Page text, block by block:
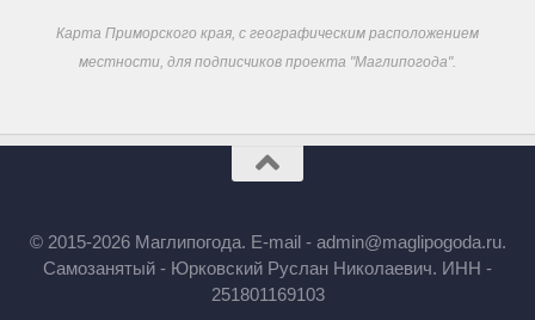
Карта Приморского края, с географическим расположением
местности, для подписчиков проекта "Маглипогода".
© 2015-2026 Маглипогода. E-mail - admin@maglipogoda.ru.
Самозанятый - Юрковский Руслан Николаевич. ИНН -
251801169103